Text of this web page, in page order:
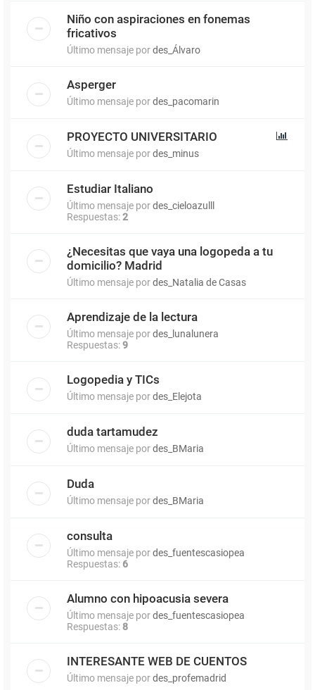
Niño con aspiraciones en fonemas
fricativos
Último mensaje pordes_Álvaro
Asperger
Último mensaje pordes_pacomarin
PROYECTO UNIVERSITARIO
Último mensaje pordes_minus
Estudiar Italiano
Último mensaje pordes_cieloazulll
Respuestas:2
¿Necesitas que vaya una logopeda a tu
domicilio? Madrid
Último mensaje pordes_Natalia de Casas
Aprendizaje de la lectura
Último mensaje pordes_lunalunera
Respuestas:9
Logopedia y TICs
Último mensaje pordes_Elejota
duda tartamudez
Último mensaje pordes_BMaria
Duda
Último mensaje pordes_BMaria
consulta
Último mensaje pordes_fuentescasiopea
Respuestas: 6
Alumno con hipoacusia severa
Último mensaje pordes_fuentescasiopea
Respuestas: 8
INTERESANTE WEB DE CUENTOS
Último mensaje pordes_profemadrid